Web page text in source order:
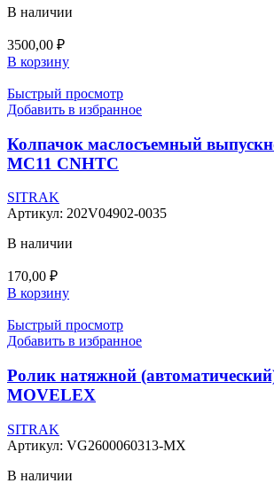
В наличии
3500,00 ₽
В корзину
Быстрый просмотр
Добавить в избранное
Колпачок маслосъемный
МС11 CNHTC
SITRAK
Артикул: 202V04902-0035
В наличии
170,00 ₽
В корзину
Быстрый просмотр
Добавить в избранное
Ролик натяжной
MOVELEX
SITRAK
Артикул: VG2600060313-MX
В наличии